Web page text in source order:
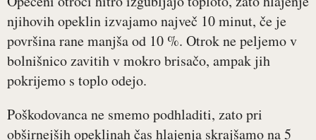
njihovih opeklin izvajamo največ 10 minut, če je
površina rane manjša od 10 %. Otrok ne peljemo v
bolnišnico zavitih v mokro brisačo, ampak jih
pokrijemo s toplo odejo.
Poškodovanca ne smemo podhladiti, zato pri
obširnejših opeklinah čas hlajenja skrajšamo na 5